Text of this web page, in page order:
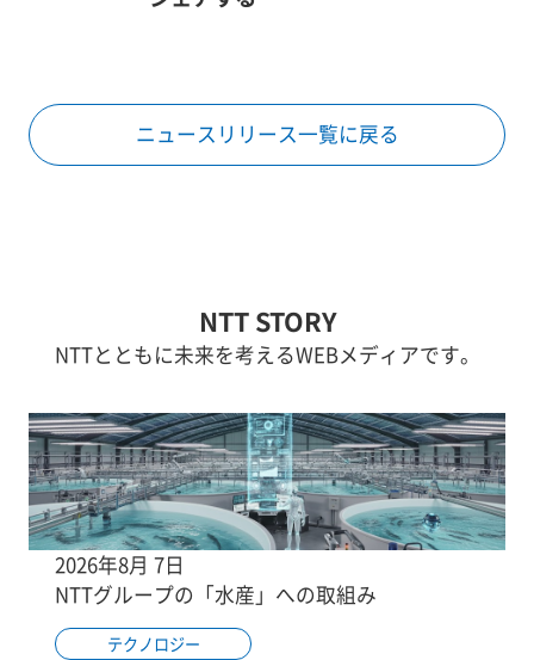
ニュースリリース一覧に戻る
NTT STORY
NTTとともに未来を考えるWEBメディアです。
2026年8月 7日
NTTグループの「水産」への取組み
テクノロジー